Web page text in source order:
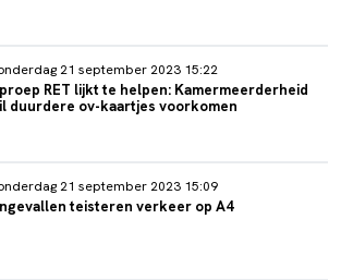
21 september 2023 15:22
RET lijkt te helpen: Kamermeerderheid
duurdere ov-kaartjes voorkomen
21 september 2023 15:09
teisteren verkeer op A4